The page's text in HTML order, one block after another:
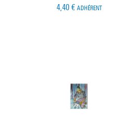
4,40 € ADHÉRENT